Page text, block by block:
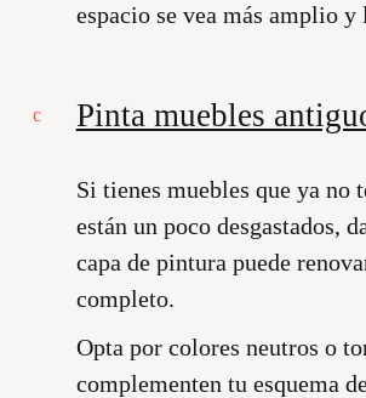
espacio se vea más amplio y
Pinta muebles
Si tienes muebles que ya no
están un poco desgastados,
capa de pintura puede
completo.
Opta por colores neutros o
complementen tu esquema